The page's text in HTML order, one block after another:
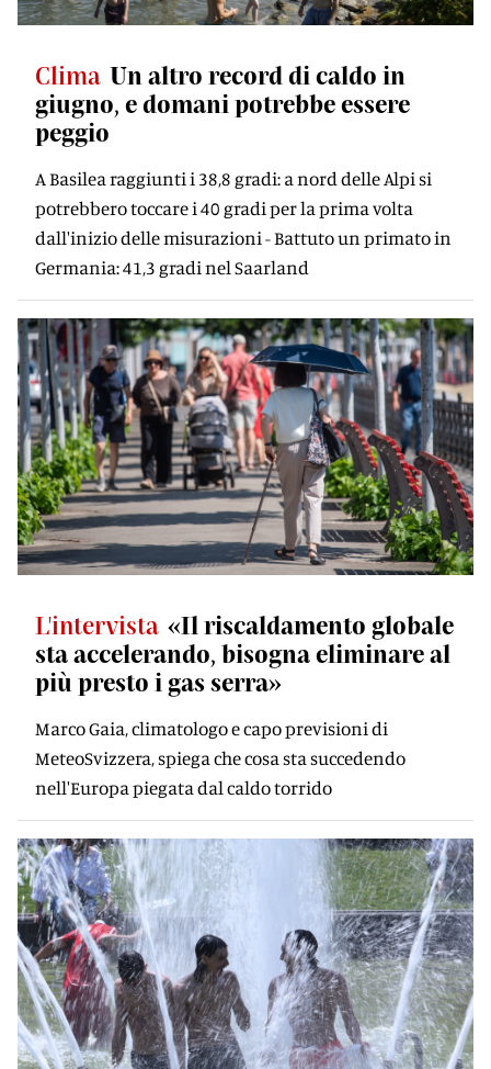
Clima Un altro record di caldo in
giugno, e domani potrebbe essere
peggio
A Basilea raggiunti i 38,8 gradi: a nord delle Alpi si
potrebbero toccare i 40 gradi per la prima volta
dall'inizio delle misurazioni - Battuto un primato in
Germania: 41,3 gradi nel Saarland
L'intervista «Il riscaldamento globale
sta accelerando, bisogna eliminare al
più presto i gas serra»
Marco Gaia, climatologo e capo previsioni di
MeteoSvizzera, spiega che cosa sta succedendo
nell'Europa piegata dal caldo torrido